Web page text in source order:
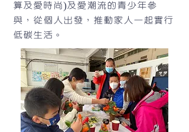
算及愛時尚)及愛潮流的青少年參
與，從個人出發，推動家人一起實行
低碳生活。